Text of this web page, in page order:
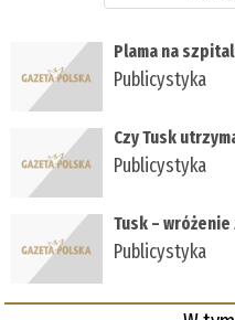
Plama na
Publicystyka
Czy Tusk
Publicystyka
Tusk –
Publicystyka